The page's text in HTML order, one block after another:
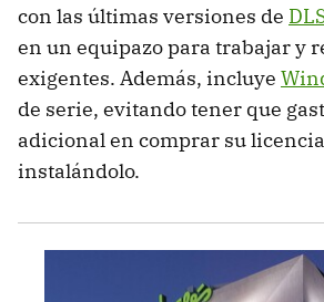
con las últimas versiones de
en un equipazo para trabajar y
exigentes. Además, incluye
de serie, evitando tener que
adicional en comprar su
instalándolo.